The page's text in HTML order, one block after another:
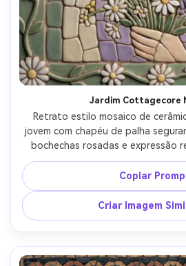
Jardim Cottagecore
Retrato estilo mosaico de
jovem com chapéu de palha
bochechas rosadas e expressão
cerâmica arredondados com
sálvia e creme com toques de
margaridas, luz solar suave
quentes, imperfeições artesanais
composição aconchegante e
profundidade de campo
Copiar
Criar Imagem
Crie
IA sem
100%
Comece